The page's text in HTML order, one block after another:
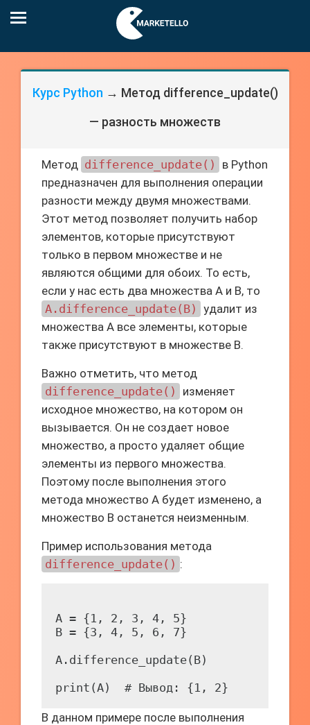
Курс Python → Метод difference_update()
— разность множеств
Метод difference_update()
в Python
предназначен для выполнения операции
разности между двумя множествами.
Этот метод позволяет получить набор
элементов, которые присутствуют
только в первом множестве и не
являются общими для обоих. То есть,
если у нас есть два множества A и B, то
A.difference_update(B) удалит из
множества A все элементы, которые
также присутствуют в множестве B.
Важно отметить, что метод
difference_update()
изменяет
исходное множество, на котором он
вызывается. Он не создает новое
множество, а просто удаляет общие
элементы из первого множества.
Поэтому после выполнения этого
метода множество A будет изменено, а
множество B останется неизменным.
Пример использования метода
difference_update() :
A = {1, 2, 3, 4, 5}
B = {3, 4, 5, 6, 7}
A.difference_update(B)
В данном примере после выполнения